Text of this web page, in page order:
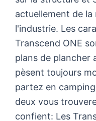
actuellement de la
l'industrie. Les
Transcend ONE
plans de plancher
pèsent toujours
partez en
deux vous
confient: Les